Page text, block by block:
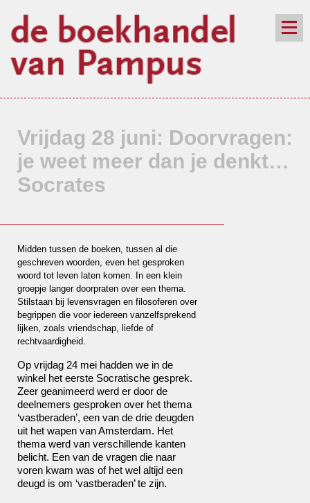
Vrijdag 28 juni: Doorvragen:
je weet meer dan je denkt…
Socrates
Midden tussen de boeken, tussen al die
geschreven woorden, even het gesproken
woord tot leven laten komen. In een klein
groepje langer doorpraten over een thema.
Stilstaan bij levensvragen en filosoferen over
begrippen die voor iedereen vanzelfsprekend
lijken, zoals vriendschap, liefde of
rechtvaardigheid.
Op vrijdag 24 mei hadden we in de
winkel het eerste Socratische gesprek.
Zeer geanimeerd werd er door de
deelnemers gesproken over het thema
‘vastberaden’, een van de drie deugden
uit het wapen van Amsterdam. Het
thema werd van verschillende kanten
belicht. Een van de vragen die naar
voren kwam was of het wel altijd een
deugd is om ‘vastberaden’ te zijn.